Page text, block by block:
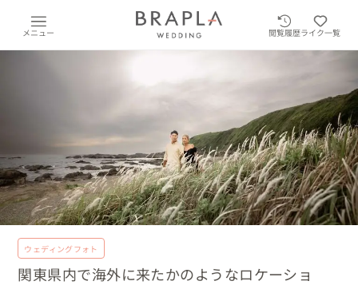
メニュー 閲覧履歴ライク一覧
ウェディングフォト
関東県内で海外に来たかのようなロケーショ